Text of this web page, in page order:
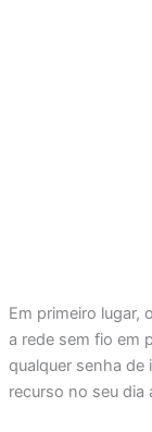
Em primeiro lugar,
a rede sem fio em
qualquer senha de
recurso no seu dia